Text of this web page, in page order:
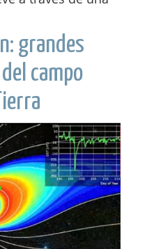
grandes
campo